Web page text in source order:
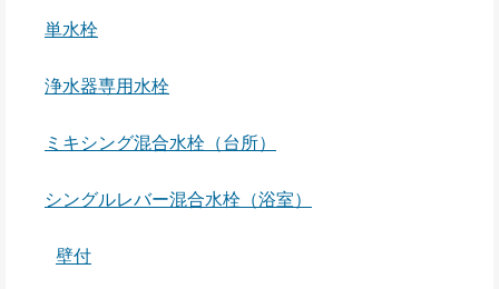
単水栓
浄水器専用水栓
ミキシング混合水栓（台所）
シングルレバー混合水栓（浴室）
壁付